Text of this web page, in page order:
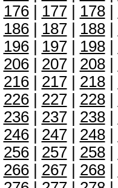
176| 177| 178|
186| 187| 188|
196| 197| 198|
206| 207| 208|
216| 217| 218|
226| 227| 228|
236| 237| 238|
246| 247| 248|
256| 257| 258|
266| 267| 268|